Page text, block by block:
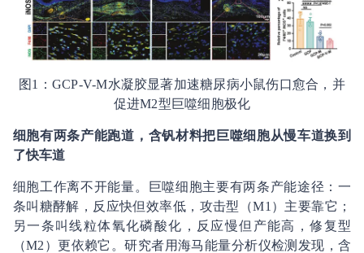
图1：GCP-V-M水凝胶显著加速糖尿病小鼠伤口愈合，并
促进M2型巨噬细胞极化
细胞有两条产能跑道，含钒材料把巨噬细胞从慢车道换到
了快车道
细胞工作离不开能量。巨噬细胞主要有两条产能途径：一
条叫糖酵解，反应快但效率低，攻击型（M1）主要靠它；
另一条叫线粒体氧化磷酸化，反应慢但产能高，修复型
（M2）更依赖它。研究者用海马能量分析仪检测发现，含